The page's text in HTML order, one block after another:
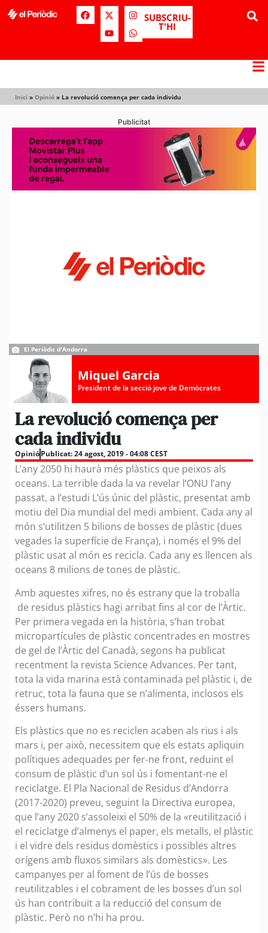
SUBSCRIU-
T'HI
Inici » Opinió » La revolució comença per cada individu
Publicitat
El Periòdic d'Andorra
Miquel Garcia
President de la secció jove de Demòcrates
La revolució comença per
cada individu
OpinióPublicat:24 agost, 2019 - 04:08 CEST
L’any 2050 hi haurà més plàstics que peixos als
oceans. La terrible dada la va revelar l’ONU l’any
passat, a l’estudi L’ús únic del plàstic, presentat amb
motiu del Dia mundial del medi ambient. Cada any al
món s’utilitzen 5 bilions de bosses de plàstic (dues
vegades la superfície de França), i només el 9% del
plàstic usat al món es recicla. Cada any es llencen als
oceans 8 milions de tones de plàstic.
Amb aquestes xifres, no és estrany que la troballa
de residus plàstics hagi arribat fins al cor de l’Àrtic.
Per primera vegada en la història, s’han trobat
micropartícules de plàstic concentrades en mostres
de gel de l’Àrtic del Canadà, segons ha publicat
recentment la revista Science Advances. Per tant,
tota la vida marina està contaminada pel plàstic i, de
retruc, tota la fauna que se n’alimenta, inclosos els
éssers humans.
Els plàstics que no es reciclen acaben als rius i als
mars i, per això, necessitem que els estats apliquin
polítiques adequades per fer-ne front, reduint el
consum de plàstic d’un sol ús i fomentant-ne el
reciclatge. El Pla Nacional de Residus d’Andorra
(2017-2020) preveu, seguint la Directiva europea,
que l’any 2020 s’assoleixi el 50% de la «reutilització i
el reciclatge d’almenys el paper, els metalls, el plàstic
i el vidre dels residus domèstics i possibles altres
orígens amb fluxos similars als domèstics». Les
campanyes per al foment de l’ús de bosses
reutilitzables i el cobrament de les bosses d’un sol
ús han contribuït a la reducció del consum de
plàstic. Però no n’hi ha prou.